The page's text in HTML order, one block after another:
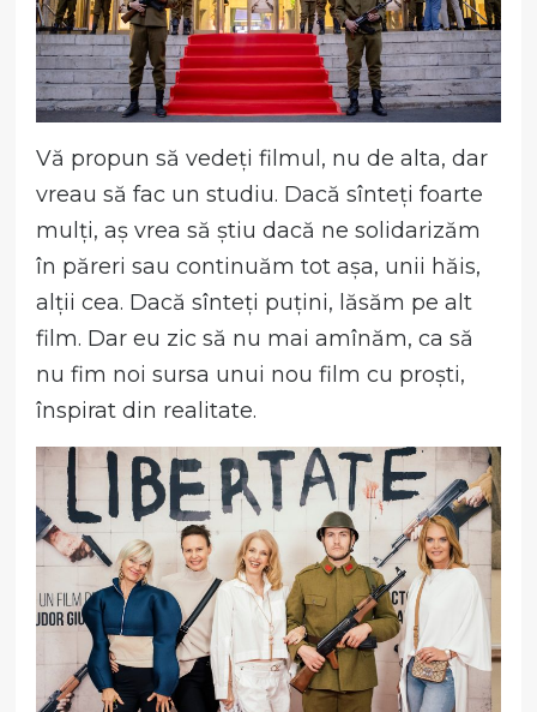
Vă propun să vedeți filmul, nu de alta, dar
vreau să fac un studiu. Dacă sînteți foarte
mulți, aș vrea să știu dacă ne solidarizăm
în păreri sau continuăm tot așa, unii hăis,
alții cea. Dacă sînteți puțini, lăsăm pe alt
film. Dar eu zic să nu mai amînăm, ca să
nu fim noi sursa unui nou film cu proști,
înspirat din realitate.